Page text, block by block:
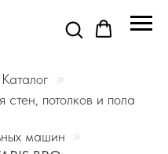
Каталог »
потолков и пола
машин »